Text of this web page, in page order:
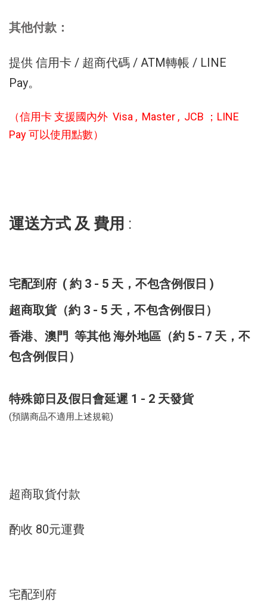
其他付款：
提供 信用卡 / 超商代碼 / ATM轉帳 / LINE
Pay。
（信用卡 支援國內外 Visa , Master , JCB ；LINE
Pay 可以使用點數）
運送方式 及 費用 :
宅配到府 ( 約 3 - 5 天，不包含例假日 )
超商取貨（約 3 - 5 天，不包含例假日）
香港、澳門 等其他 海外地區 （約 5 - 7 天，不
包含例假日）
特殊節日及假日會延遲 1 - 2 天發貨
(預購商品不適用上述規範)
超商取貨付款
酌收 80元運費
宅配到府